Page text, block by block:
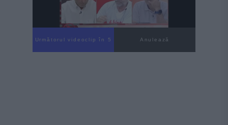
Următorul videoclip în 4 Anulează